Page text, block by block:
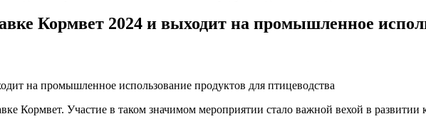
Кормвет 2024 и выходит на промышленное
Кормвет. Участие в таком значимом мероприятии стало важной вехой в